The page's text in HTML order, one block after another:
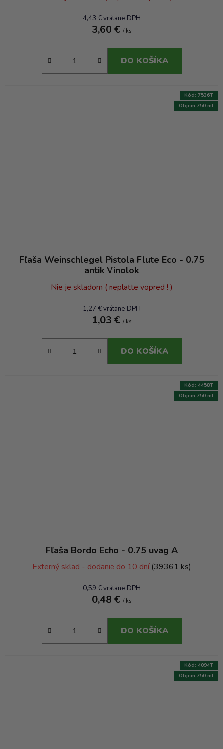
4,43 € vrátane DPH
3,60 € / ks
DO KOŠÍKA
Fľaša Weinschlegel Pistola Flute Eco - 0.75
antik Vinolok
Nie je skladom ( neplaťte vopred ! )
1,27 € vrátane DPH
1,03 € / ks
DO KOŠÍKA
Objem 750 ml
Kód: 7536T
Fľaša Bordo Echo - 0.75 uvag A
Externý sklad - dodanie do 10 dní (39361 ks)
0,59 € vrátane DPH
0,48 € / ks
DO KOŠÍKA
Objem 750 ml
Kód: 4458T
Objem 750 ml
Kód: 4094T